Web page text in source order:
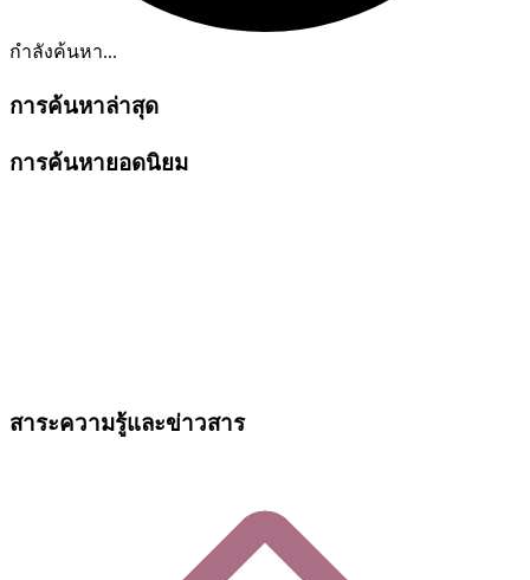
กำลังค้นหา...
การค้นหาล่าสุด
การค้นหายอดนิยม
สาระความรู้และข่าวสาร